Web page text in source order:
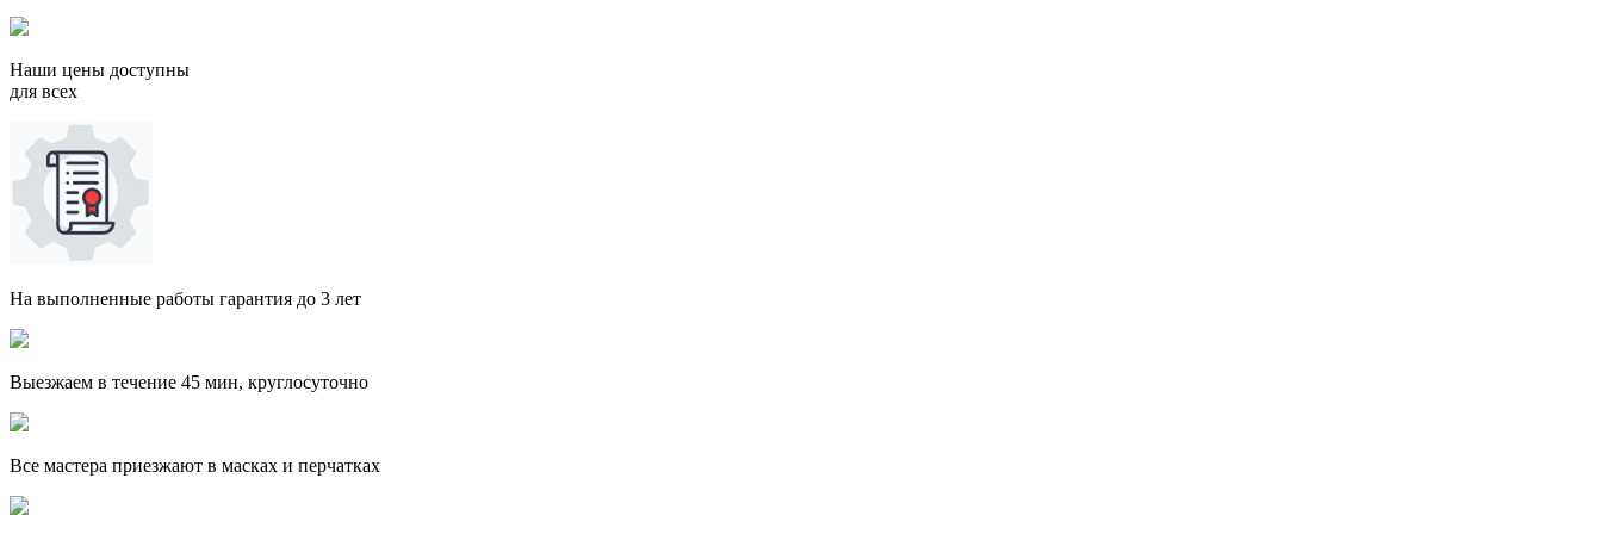
Наши цены доступны
для всех
На выполненные работы гарантия до 3 лет
Выезжаем в течение 45 мин, круглосуточно
Все мастера приезжают в масках и перчатках